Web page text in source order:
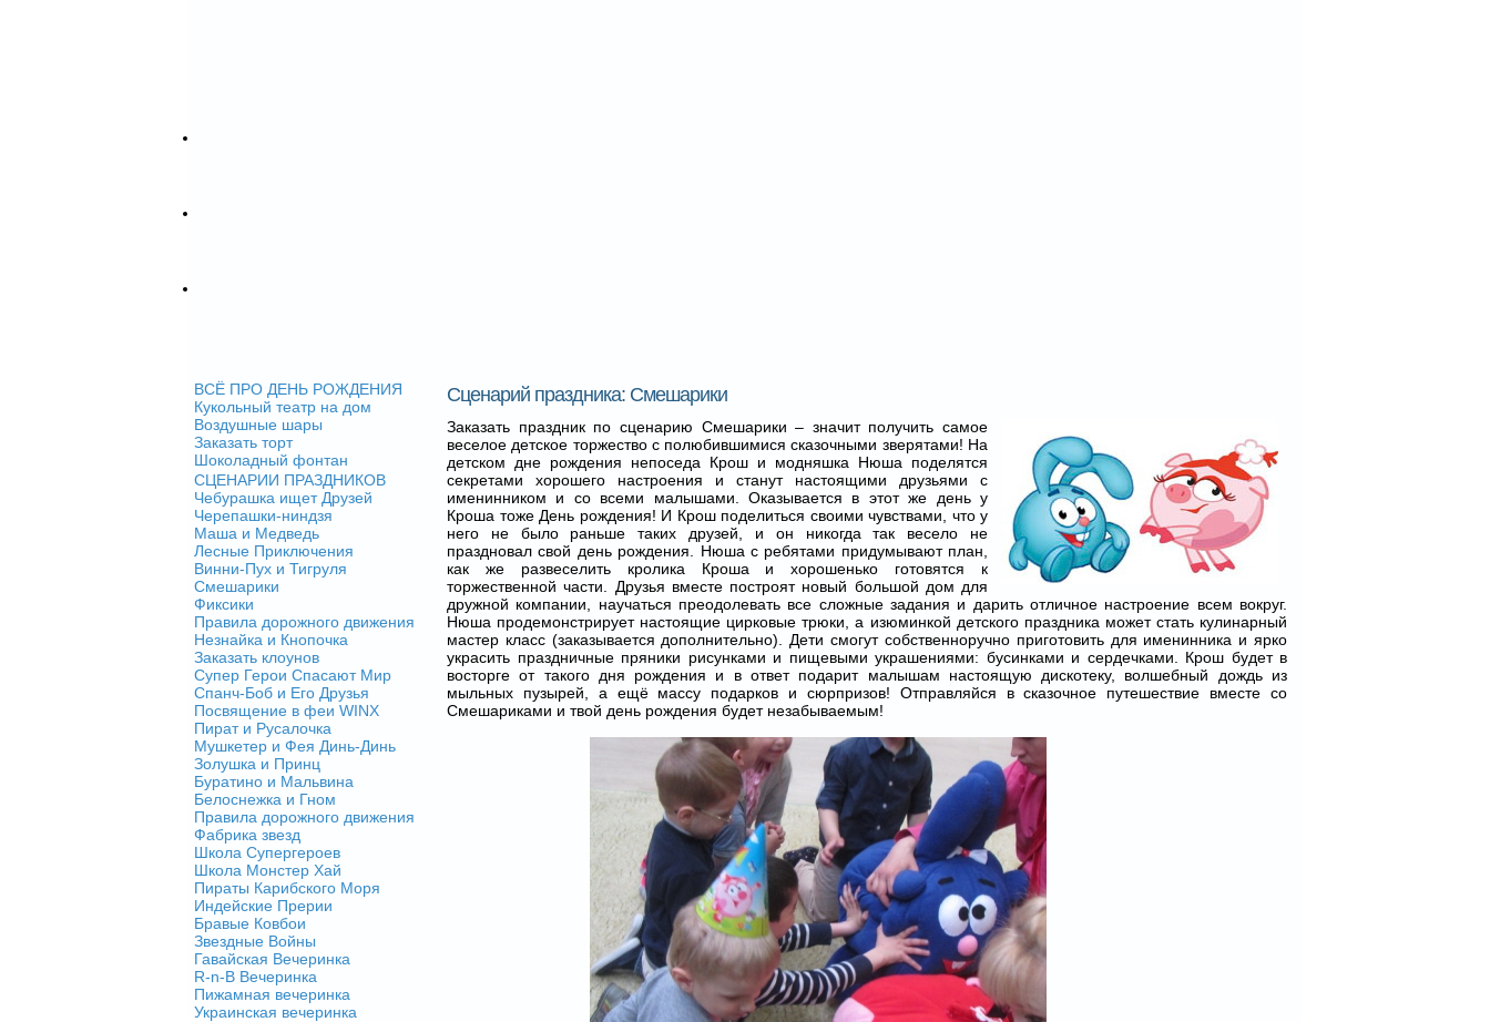
Сценарий праздника: Смешарики
Заказать праздник по сценарию Смешарики – значит получить самое
веселое детское торжество с полюбившимися сказочными зверятами! На
детском дне рождения непоседа Крош и модняшка Нюша поделятся
секретами хорошего настроения и станут настоящими друзьями с
именинником и со всеми малышами. Оказывается в этот же день у
Кроша тоже День рождения! И Крош поделиться своими чувствами, что у
него не было раньше таких друзей, и он никогда так весело не
праздновал свой день рождения. Нюша с ребятами придумывают план,
как же развеселить кролика Кроша и хорошенько готовятся к
торжественной части. Друзья вместе построят новый большой дом для
дружной компании, научаться преодолевать все сложные задания и дарить отличное настроение всем вокруг.
Нюша продемонстрирует настоящие цирковые трюки, а изюминкой детского праздника может стать кулинарный
мастер класс (заказывается дополнительно). Дети смогут собственноручно приготовить для именинника и ярко
украсить праздничные пряники рисунками и пищевыми украшениями: бусинками и сердечками. Крош будет в
восторге от такого дня рождения и в ответ подарит малышам настоящую дискотеку, волшебный дождь из
мыльных пузырей, а ещё массу подарков и сюрпризов! Отправляйся в сказочное путешествие вместе со
Смешариками и твой день рождения будет незабываемым!
ВСЁ ПРО ДЕНЬ РОЖДЕНИЯ
Кукольный театр на дом
Воздушные шары
Заказать торт
Шоколадный фонтан
СЦЕНАРИИ ПРАЗДНИКОВ
Чебурашка ищет Друзей
Черепашки-ниндзя
Маша и Медведь
Лесные Приключения
Винни-Пух и Тигруля
Смешарики
Фиксики
Правила дорожного движения
Незнайка и Кнопочка
Заказать клоунов
Супер Герои Спасают Мир
Спанч-Боб и Его Друзья
Посвящение в феи WINX
Пират и Русалочка
Мушкетер и Фея Динь-Динь
Золушка и Принц
Буратино и Мальвина
Белоснежка и Гном
Правила дорожного движения
Фабрика звезд
Школа Супергероев
Школа Монстер Хай
Пираты Карибского Моря
Индейские Прерии
Бравые Ковбои
Звездные Войны
Гавайская Вечеринка
R-n-B Вечеринка
Пижамная вечеринка
Украинская вечеринка